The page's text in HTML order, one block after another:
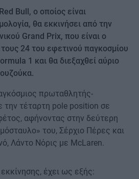
Bull, ο οποίος είναι
θα εκκινήσει από την
Grand Prix, που είναι ο
24 του εφετινού παγκοσμίου
1 και θα διεξαχθεί αύριο
πρωταθλητής-
την τέταρτη pole position σε
αφήνοντας στην δεύτερη
του, Σέρχιο Πέρες και
Λάντο Νόρις με McLaren.
έχει ως εξής: